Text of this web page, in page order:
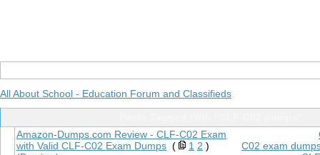
All About School - Education Forum and Classifieds
C02 exam
Amazon-Dumps.com Review - CLF-C02 Exam
with Valid CLF-C02 Exam Dumps ( 1 2 )